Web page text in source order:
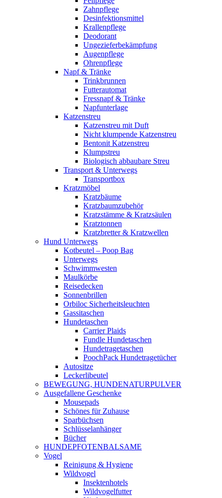
Zahnpflege
Desinfektionsmittel
Krallenpflege
Deodorant
Ungezieferbekämpfung
Augenpflege
Ohrenpflege
Napf & Tränke
Trinkbrunnen
Futterautomat
Fressnapf & Tränke
Napfunterlage
Katzenstreu
Katzenstreu mit Duft
Nicht klumpende Katzenstreu
Bentonit Katzenstreu
Klumpstreu
Biologisch abbaubare Streu
Transport & Unterwegs
Transportbox
Kratzmöbel
Kratzbäume
Kratzbaumzubehör
Kratzstämme & Kratzsäulen
Kratztonnen
Kratzbretter & Kratzwellen
Hund Unterwegs
Kotbeutel – Poop Bag
Unterwegs
Schwimmwesten
Maulkörbe
Reisedecken
Sonnenbrillen
Orbiloc Sicherheitsleuchten
Gassitaschen
Hundetaschen
Carrier Plaids
Fundle Hundetaschen
Hundetragetaschen
PoochPack Hundetragetücher
Autositze
Leckerlibeutel
BEWEGUNG, HUNDENATURPULVER
Ausgefallene Geschenke
Mousepads
Schönes für Zuhause
Sparbüchsen
Schlüsselanhänger
Bücher
HUNDEPFOTENBALSAME
Vogel
Reinigung & Hygiene
Wildvogel
Insektenhotels
Wildvogelfutter